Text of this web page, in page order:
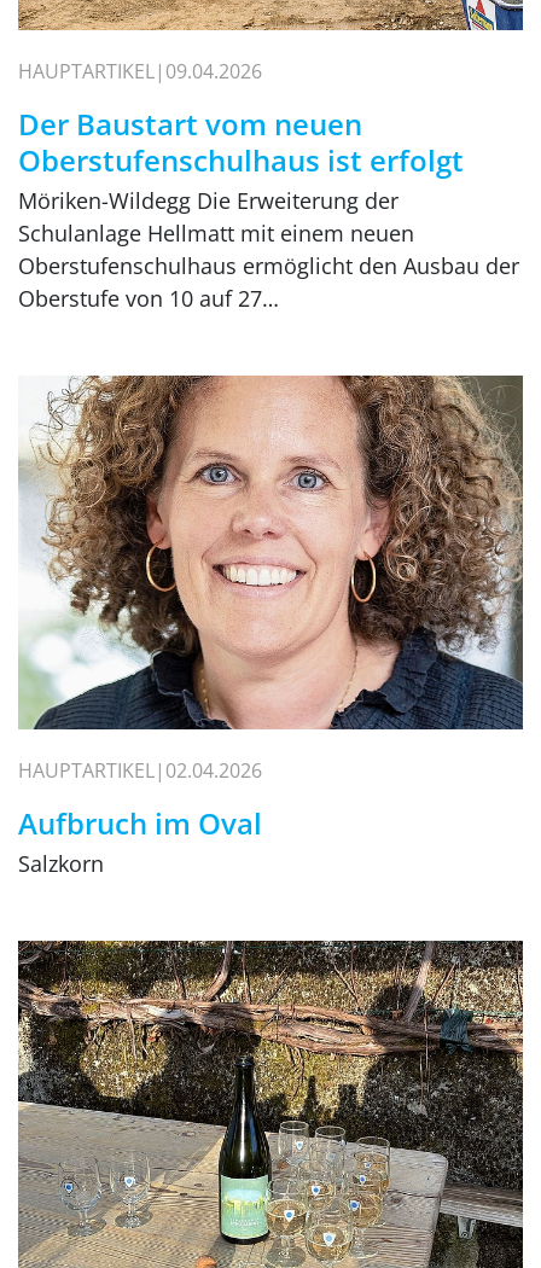
HAUPTARTIKEL 09.04.2026
Der Baustart vom neuen
Oberstufenschulhaus ist erfolgt
Möriken-Wildegg Die Erweiterung der
Schulanlage Hellmatt mit einem neuen
Oberstufenschulhaus ermöglicht den Ausbau der
Oberstufe von 10 auf 27…
HAUPTARTIKEL 02.04.2026
Aufbruch im Oval
Salzkorn